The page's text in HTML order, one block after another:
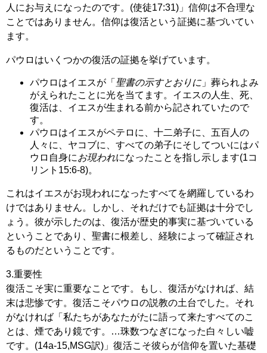
人にお与えになったのです。(使徒17:31)」信仰は不合理な
ことではありません。信仰は復活という証拠に基づいてい
ます。
パウロはいくつかの復活の証拠を挙げています。
パウロはイエスが「 聖書の示すとおりに 」葬られよみ
がえられたことに光を当てます。イエスの人生、死、
復活は、イエスが生まれる前から記されていたので
す。
パウロはイエスがペテロに、十二弟子に、五百人の
人々に、ヤコブに、すべての弟子にそしてついにはパ
ウロ自身に お現われになったことを指し示します(1コ
リント15:6-8)。
これはイエスがお現われになったすべてを網羅しているわ
けではありません。しかし、それだけでも証拠は十分でし
ょう。彼が示したのは、復活が歴史的事実に基づいている
ということであり、聖書に根差し、経験によって確証され
るものだということです。
3.重要性
復活こそ実に重要なことです。もし、復活がなければ、結
末は悲惨です。復活こそパウロの説教の土台でした。それ
がなければ「私たちがあなたがたに語って来たすべてのこ
とは、煙であり鏡です。…珠数つなぎになった白々しい嘘
です。(14a-15,MSG訳)」復活こそ彼らが信仰を置いた基礎